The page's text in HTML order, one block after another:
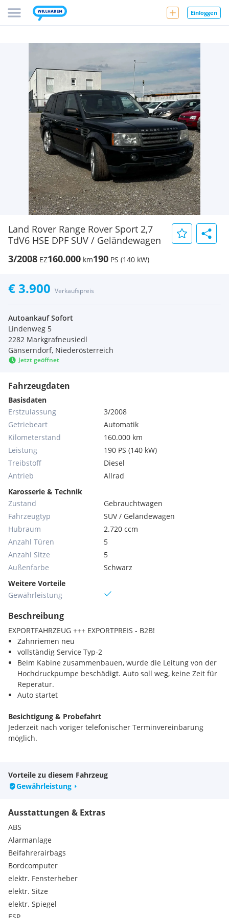
Einloggen
Land Rover Range Rover Sport 2,7
TdV6 HSE DPF SUV / Geländewagen
3/2008 EZ160.000 km190 PS (140 kW)
€ 3.900 Verkaufspreis
Autoankauf Sofort
Lindenweg 5
2282 Markgrafneusiedl
Gänserndorf, Niederösterreich
Jetzt geöffnet
Fahrzeugdaten
Basisdaten
Erstzulassung
3/2008
Getriebeart
Automatik
Kilometerstand
160.000 km
Leistung
190 PS (140 kW)
Treibstoff
Diesel
Antrieb
Allrad
Karosserie & Technik
Zustand
Gebrauchtwagen
Fahrzeugtyp
SUV / Geländewagen
Hubraum
2.720 ccm
Anzahl Türen
5
Anzahl Sitze
5
Außenfarbe
Schwarz
Weitere Vorteile
Gewährleistung
Beschreibung
EXPORTFAHRZEUG +++ EXPORTPREIS - B2B!
Zahnriemen neu
vollständig Service Typ-2
Beim Kabine zusammenbauen, wurde die Leitung von der
Hochdruckpumpe beschädigt. Auto soll weg, keine Zeit für
Reperatur.
Auto startet
Besichtigung & Probefahrt
Jederzeit nach voriger telefonischer Terminvereinbarung
möglich.
Täglich von 09:00 – 21:00 Uhr telefonisch erreichbar, auch per
WhatsApp.
Unser Standort im Gewerbepark Markgrafneusiedl / Strasshof
liegt verkehrsgünstig gleich bei der B8:
10 km von der Autobahn S8 Ausfahrt Aderklaa/Stadtgrenze
Wien
15 min vom Gewerbepark Stadlau, 1220 Wien
15 min vom G3, Gerasdorf / Hagenbrunn
Irrtümer, Tippfehler und Ausstattungsabweichungen
vorbehalten, Exportfahrzeug ohne Gewährleistung!
Vorteile zu diesem Fahrzeug
Gewährleistung
Ausstattungen & Extras
ABS
Alarmanlage
Beifahrerairbags
Bordcomputer
elektr. Fensterheber
elektr. Sitze
elektr. Spiegel